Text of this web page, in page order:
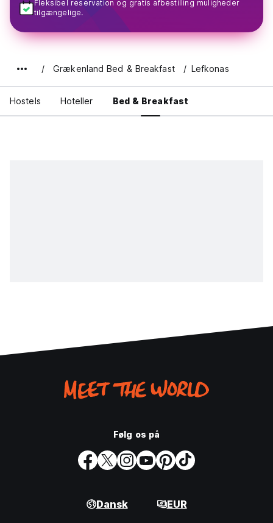
Fleksibel reservation og gratis afbestilling muligheder
tilgængelige.
Grækenland Bed & Breakfast Lefkonas
Hostels Hoteller Bed & Breakfast
Følg os på
Dansk EUR